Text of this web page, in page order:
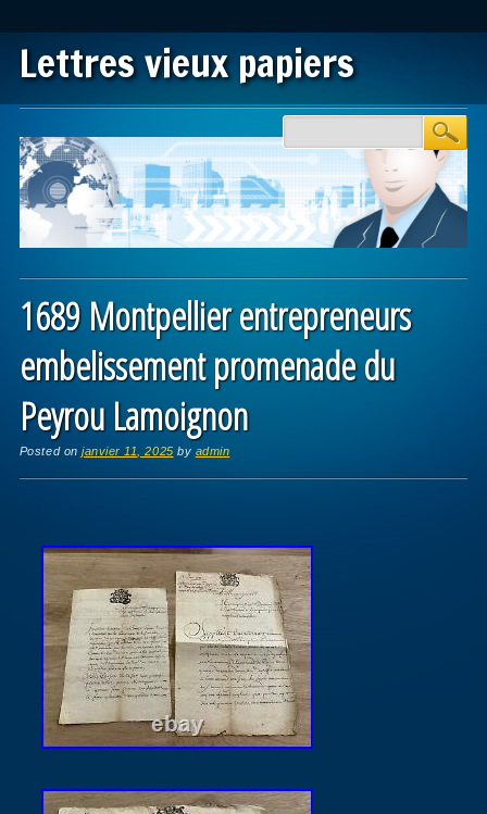
Lettres vieux papiers
Main menu
1689 Montpellier entrepreneurs
embelissement promenade du
Peyrou Lamoignon
Posted onjanvier 11, 2025 by admin